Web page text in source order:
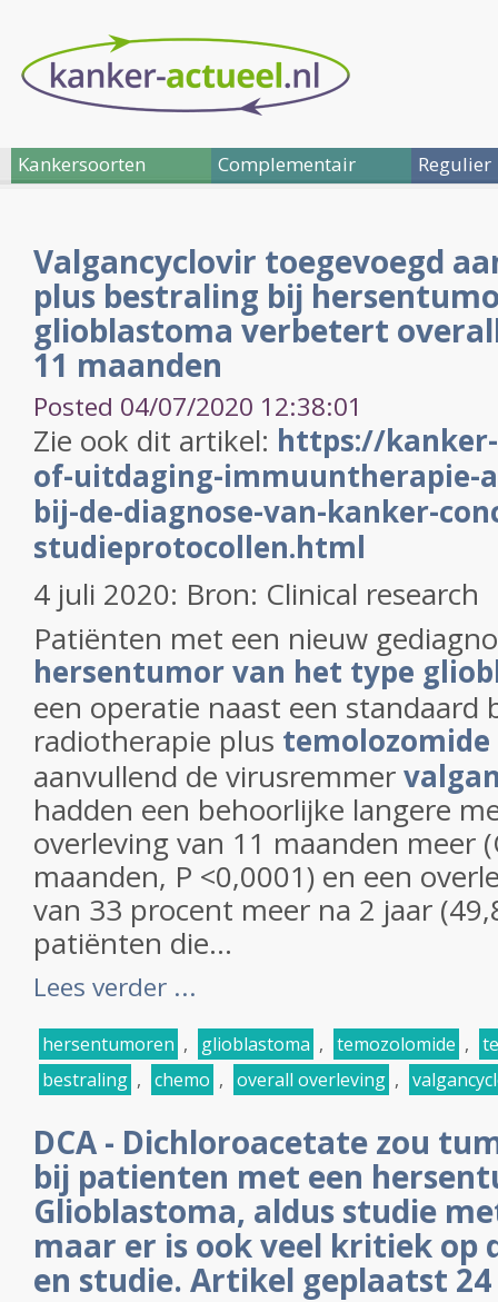
Kankersoorten Complementair Regulier
Valgancyclovir toegevoegd
plus bestraling bij
glioblastoma verbetert
11 maanden
Posted 04/07/2020 12:38:01
Zie ook dit artikel: https://
of-uitdaging-immuuntherapie-
bij-de-diagnose-van-kanker-
studieprotocollen.html
4 juli 2020: Bron: Clinical research
Patiënten met een nieuw
hersentumor van het type
een operatie naast een standaard
radiotherapie plus
aanvullend de virusremmer
hadden een behoorlijke langere
overleving van 11 maanden meer
maanden, P <0,0001) en een
van 33 procent meer na 2 jaar
patiënten die...
Lees verder ...
hersentumoren , glioblastoma , temozolomide ,
bestraling , chemo , overall overleving ,
DCA - Dichloroacetate zou
bij patienten met een
Glioblastoma, aldus studie
maar er is ook veel kritiek op
en studie. Artikel geplaatst 24